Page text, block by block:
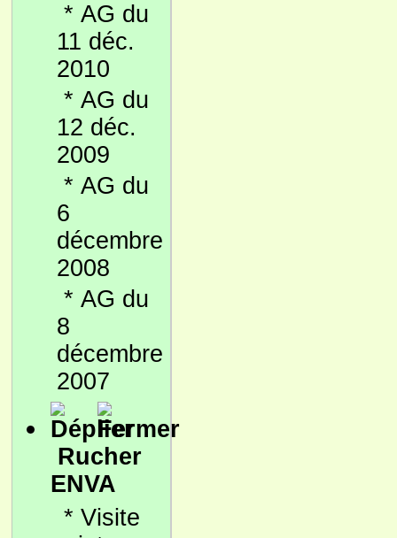
* AG du
11 déc.
2010
* AG du
12 déc.
2009
* AG du
6
décembre
2008
* AG du
8
décembre
2007
Rucher
ENVA
* Visite